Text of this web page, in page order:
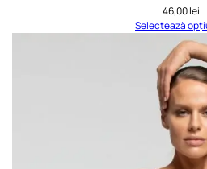
46,00lei
Selectează